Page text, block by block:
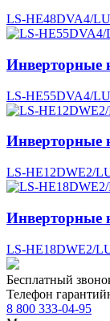
LS-HE48DVA4/
Инверторные
LS-HE55DVA4/
Инверторные
LS-HE12DWE2/
Инверторные
LS-HE18DWE2/
Бесплатный
Телефон
8 800 333-04-95